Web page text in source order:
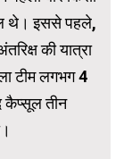
थे। इससे पहले,
की यात्रा
टीम लगभग 4
कैप्सूल तीन